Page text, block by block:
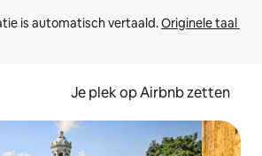
is automatisch vertaald. Originele taal
Je plek op Airbnb zetten